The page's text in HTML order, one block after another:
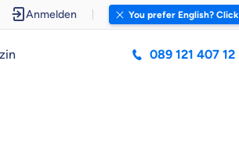
Anmelden You prefer English?
089 121 407 12